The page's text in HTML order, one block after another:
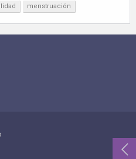
menstruación